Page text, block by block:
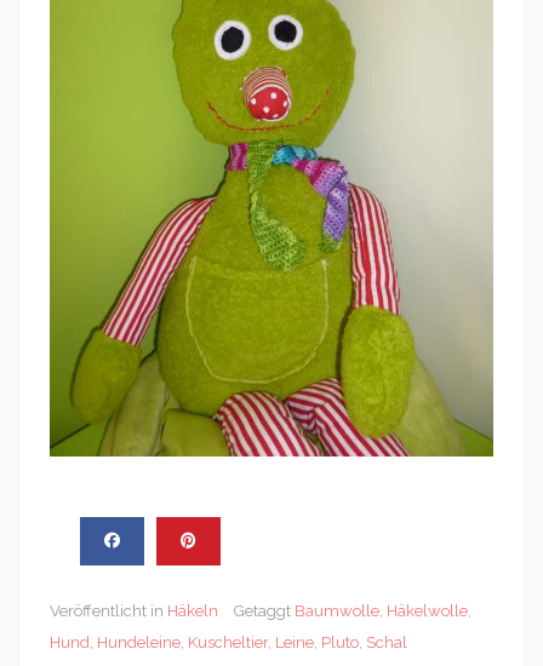
Veröffentlicht in Häkeln Getaggt Baumwolle, Häkelwolle,
Hund, Hundeleine, Kuscheltier, Leine, Pluto, Schal